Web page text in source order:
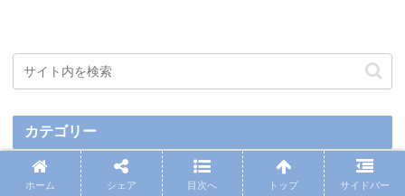
カテゴリー
Fishing
ホーム シェア 目次へ トップ サイドバー